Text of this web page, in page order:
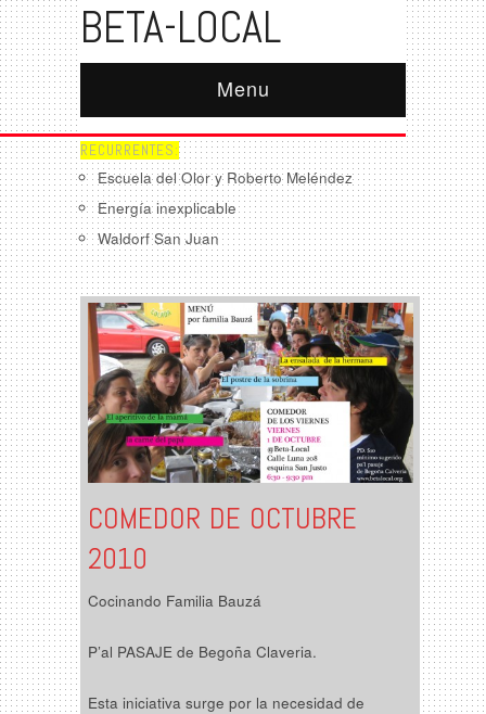
BETA-LOCAL
Menu
RECURRENTES:
Escuela del Olor y Roberto Meléndez
Energía inexplicable
Waldorf San Juan
COMEDOR DE OCTUBRE
2010
Cocinando Familia Bauzá
P’al PASAJE de Begoña Claveria.
Esta iniciativa surge por la necesidad de